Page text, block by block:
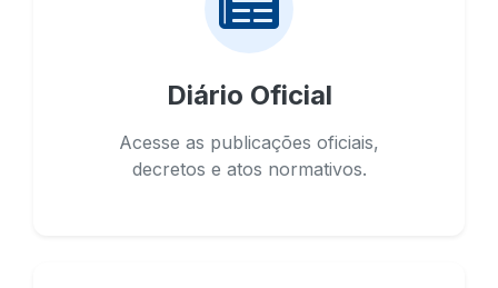
Diário Oficial
Acesse as publicações oficiais,
decretos e atos normativos.